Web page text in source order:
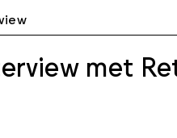
met